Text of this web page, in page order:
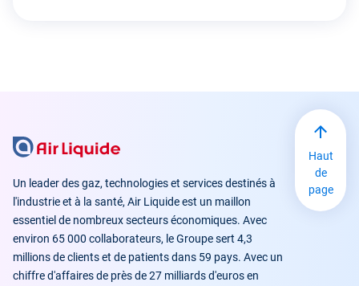
Un leader des gaz, technologies et services destinés à
l'industrie et à la santé, Air Liquide est un maillon
essentiel de nombreux secteurs économiques. Avec
environ 65 000 collaborateurs, le Groupe sert 4,3
millions de clients et de patients dans 59 pays. Avec un
chiffre d'affaires de près de 27 milliards d'euros en
Haut
de
page